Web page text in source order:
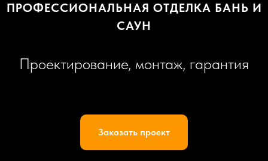
ПРОФЕССИОНАЛЬНАЯ ОТДЕЛКА БАНЬ И
САУН
Проектирование, монтаж, гарантия
Заказать проект